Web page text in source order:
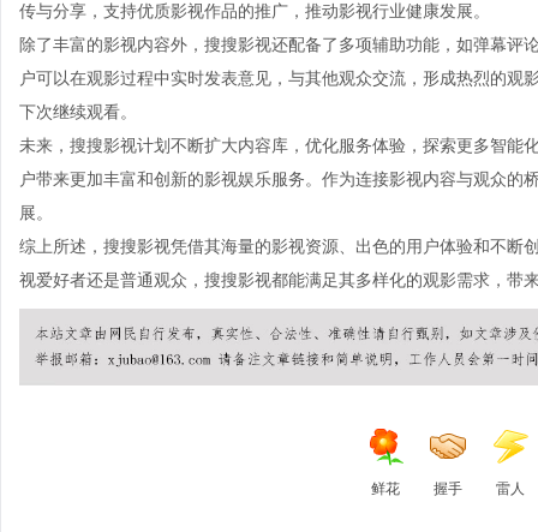
传与分享，支持优质影视作品的推广，推动影视行业健康发展。
除了丰富的影视内容外，搜搜影视还配备了多项辅助功能，如弹幕
户可以在观影过程中实时发表意见，与其他观众交流，形成热烈的
下次继续观看。
未来，搜搜影视计划不断扩大内容库，优化服务体验，探索更多智能
户带来更加丰富和创新的影视娱乐服务。作为连接影视内容与观众
展。
综上所述，搜搜影视凭借其海量的影视资源、出色的用户体验和不断
视爱好者还是普通观众，搜搜影视都能满足其多样化的观影需求，带
鲜花 握手 雷人